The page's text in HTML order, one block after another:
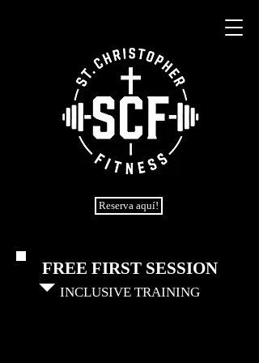
Reserva aquí!
FREE FIRST SESSION
INCLUSIVE TRAINING